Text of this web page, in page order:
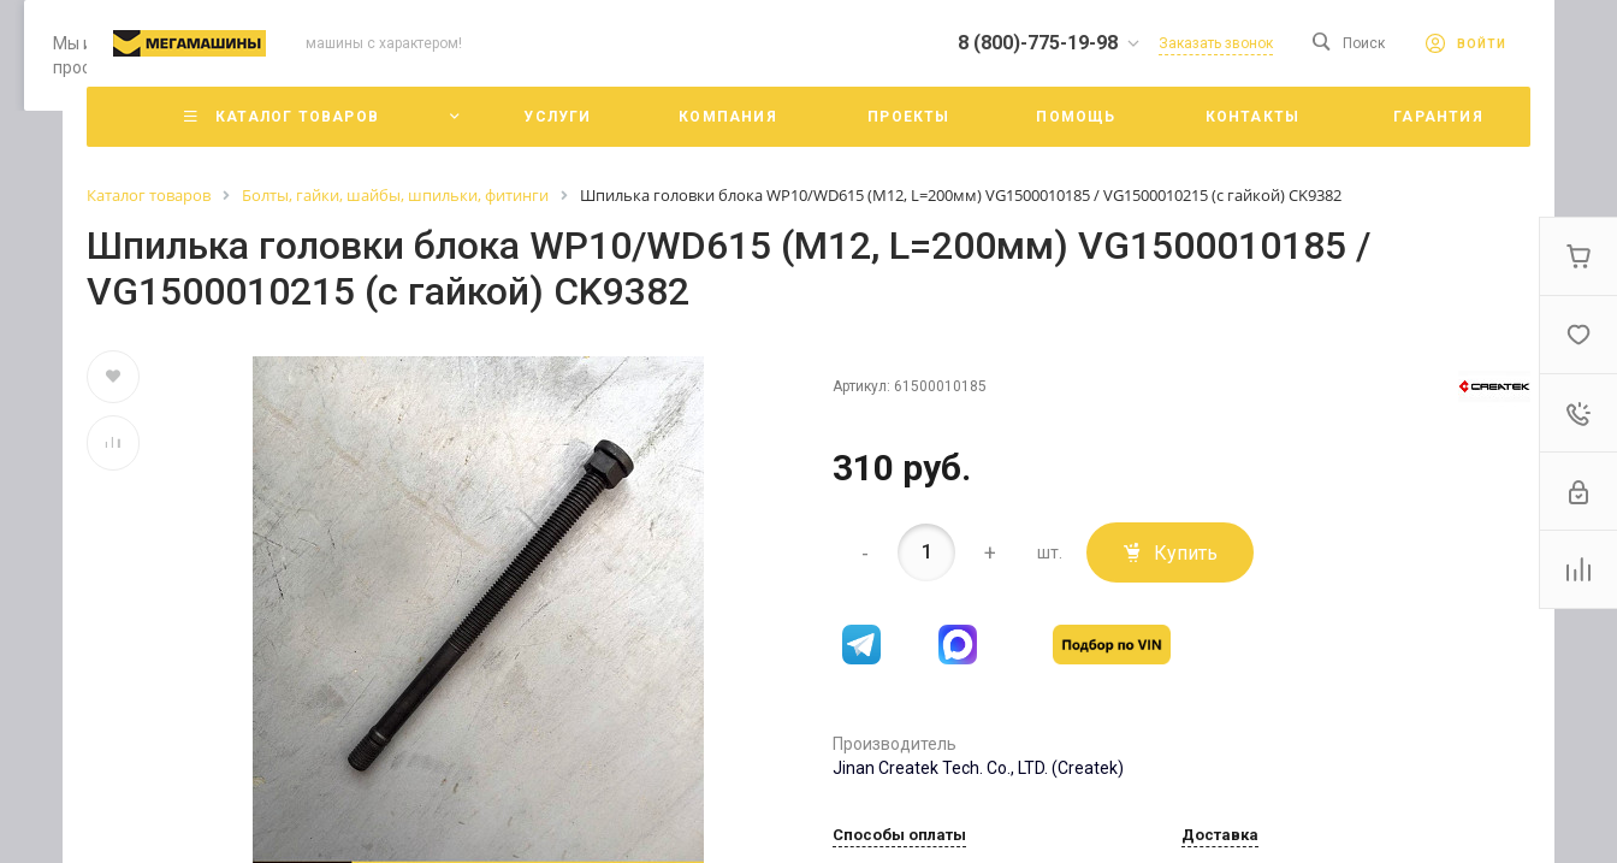
Мы используем файлы cookie, разработанные нашими специалистами и третьими лицами, для анализа событий на нашем веб-сайте. Продолжая
просмотр страниц нашего сайта, вы принимаете условия его использования. Более подробные сведения смотрите в Политике конфиденциальности
Принять
машины с характером! 8 (800)-775-19-98
г. Челябинск ул. Троицкий
тракт 20А/3
Cб-Вс: Выходной
Заказать звонок Поиск ВОЙТИ
КАТАЛОГ ТОВАРОВ УСЛУГИ КОМПАНИЯ ПРОЕКТЫ ПОМОЩЬ КОНТАКТЫ ГАРАНТИЯ
Каталог товаров Болты, гайки, шайбы, шпильки, фитинги Шпилька головки блока WP10/WD615 (М12, L=200мм) VG1500010185 / VG1500010215 (с гайкой) CK9382
Шпилька головки блока WP10/WD615 (М12, L=200мм) VG1500010185 /
VG1500010215 (с гайкой) CK9382
Артикул: 61500010185
310 руб.
- + шт. Купить
Производитель
Jinan Createk Tech. Co., LTD. (Createk)
Способы оплаты Доставка